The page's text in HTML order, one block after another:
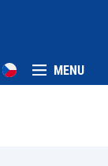
MENU